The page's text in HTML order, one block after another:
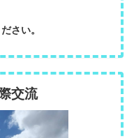
さい。
交流